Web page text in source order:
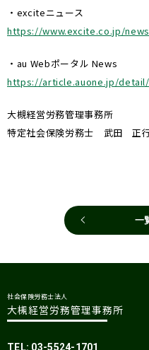
・exciteニュース
https://www.excite.co.jp/
・au Webポータル News
https://article.auone.jp/detail/
大槻経営労務管理事務所
特定社会保険労務士 武田 正行
一
社会保険労務士法人
大槻経営労務管理事務所
TEL: 03-5524-1701